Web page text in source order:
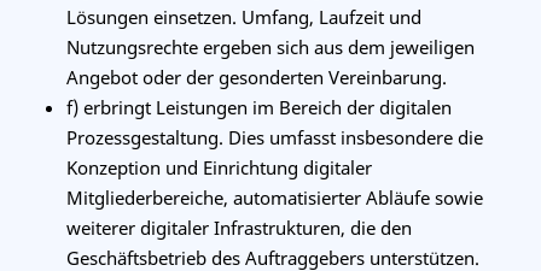
Lösungen einsetzen. Umfang, Laufzeit und
Nutzungsrechte ergeben sich aus dem jeweiligen
Angebot oder der gesonderten Vereinbarung.
f) erbringt Leistungen im Bereich der digitalen
Prozessgestaltung. Dies umfasst insbesondere die
Konzeption und Einrichtung digitaler
Mitgliederbereiche, automatisierter Abläufe sowie
weiterer digitaler Infrastrukturen, die den
Geschäftsbetrieb des Auftraggebers unterstützen.